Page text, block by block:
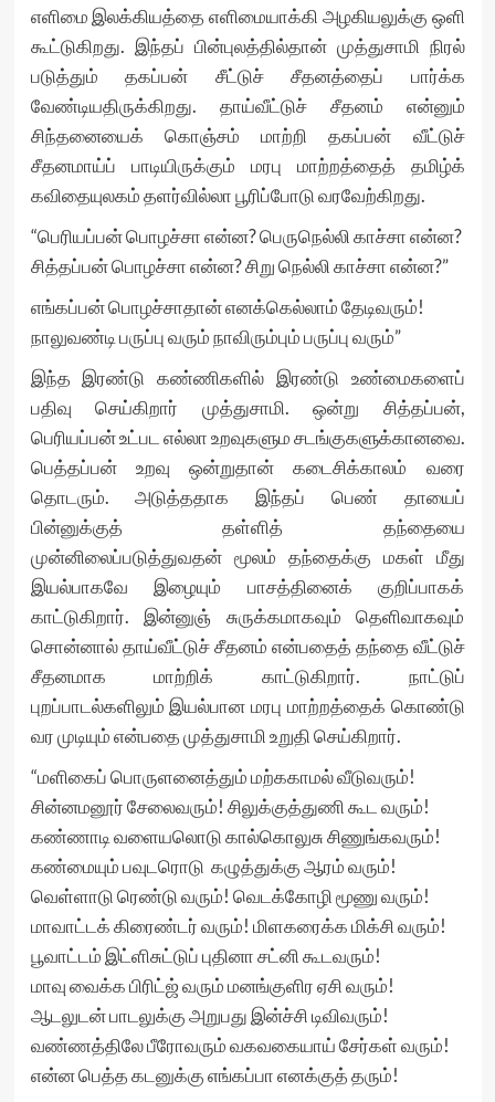
எளிமை இலக்கியத்தை எளிமையாக்கி அழகியலுக்கு ஒளி
கூட்டுகிறது. இந்தப் பின்புலத்தில்தான் முத்துசாமி நிரல்
படுத்தும் தகப்பன் சீட்டுச் சீதனத்தைப் பார்க்க
வேண்டியதிருக்கிறது. தாய்வீட்டுச் சீதனம் என்னும்
சிந்தனையைக் கொஞ்சம் மாற்றி தகப்பன் வீட்டுச்
சீதனமாய்ப் பாடியிருக்கும் மரபு மாற்றத்தைத் தமிழ்க்
கவிதையுலகம் தளர்வில்லா பூரிப்போடு வரவேற்கிறது.
“பெரியப்பன் பொழச்சா என்ன? பெருநெல்லி காச்சா என்ன?
சித்தப்பன் பொழச்சா என்ன? சிறு நெல்லி காச்சா என்ன?”
எங்கப்பன் பொழச்சாதான் எனக்கெல்லாம் தேடிவரும்!
நாலுவண்டி பருப்பு வரும் நாவிரும்பும் பருப்பு வரும்”
இந்த இரண்டு கண்ணிகளில் இரண்டு உண்மைகளைப்
பதிவு செய்கிறார் முத்துசாமி. ஒன்று சித்தப்பன்,
பெரியப்பன் உட்பட எல்லா உறவுகளும சடங்குகளுக்கானவை.
பெத்தப்பன் உறவு ஒன்றுதான் கடைசிக்காலம் வரை
தொடரும். அடுத்ததாக இந்தப் பெண் தாயைப்
பின்னுக்குத் தள்ளித் தந்தையை
முன்னிலைப்படுத்துவதன் மூலம் தந்தைக்கு மகள் மீது
இயல்பாகவே இழையும் பாசத்தினைக் குறிப்பாகக்
காட்டுகிறார். இன்னுஞ் சுருக்கமாகவும் தெளிவாகவும்
சொன்னால் தாய்வீட்டுச் சீதனம் என்பதைத் தந்தை வீட்டுச்
சீதனமாக மாற்றிக் காட்டுகிறார். நாட்டுப்
புறப்பாடல்களிலும் இயல்பான மரபு மாற்றத்தைக் கொண்டு
வர முடியும் என்பதை முத்துசாமி உறுதி செய்கிறார்.
“மளிகைப் பொருளனைத்தும் மற்ககாமல் வீடுவரும்!
சின்னமனூர் சேலைவரும்! சிலுக்குத்துணி கூட வரும்!
கண்ணாடி வளையலொடு கால்கொலுசு சிணுங்கவரும்!
கண்மையும் பவுடரொடு கழுத்துக்கு ஆரம் வரும்!
வெள்ளாடு ரெண்டு வரும்! வெடக்கோழி மூணு வரும்!
மாவாட்டக் கிரைண்டர் வரும்! மிளகரைக்க மிக்சி வரும்!
பூவாட்டம் இட்ளிசுட்டுப் புதினா சட்னி கூடவரும்!
மாவு வைக்க பிரிட்ஜ் வரும் மனங்குளிர ஏசி வரும்!
ஆடலுடன் பாடலுக்கு அறுபது இன்ச்சி டிவிவரும்!
வண்ணத்திலே பீரோவரும் வகவகையாய் சேர்கள் வரும்!
என்ன பெத்த கடனுக்கு எங்கப்பா எனக்குத் தரும்!